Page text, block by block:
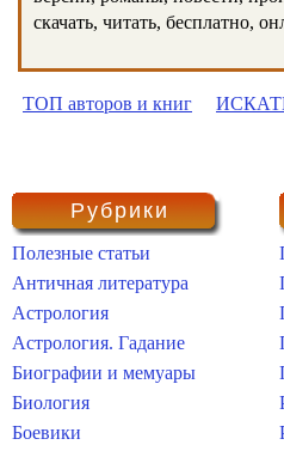
скачать, читать, бесплатно,
ТОП авторов и книг
Рубрики
Полезные статьи
Античная литература
Астрология
Астрология. Гадание
Биографии и мемуары
Биология
Боевики